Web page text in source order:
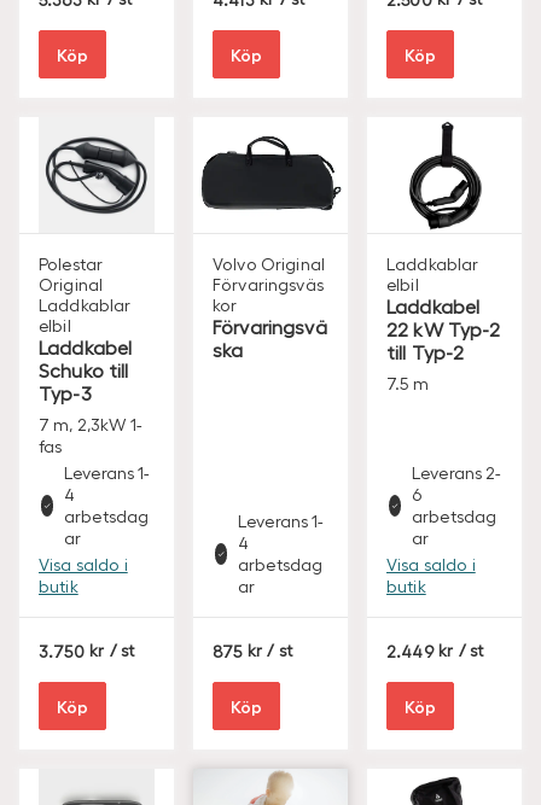
Köp Köp Köp
Polestar
Original
Laddkablar
elbil
Laddkabel
Schuko till
Typ-3
7 m, 2,3kW 1-
fas
Leverans 1-
4
arbetsdag
ar
Visa saldo i
butik
3.750 S / st
Köp
Volvo Original
Förvaringsväs
kor
Förvaringsvä
ska
Leverans 1-
4
arbetsdag
ar
875 S / st
Köp
Laddkablar
elbil
Laddkabel
22 kW Typ-2
till Typ-2
7.5 m
Leverans 2-
6
arbetsdag
ar
Visa saldo i
butik
2.449 S / st
Köp